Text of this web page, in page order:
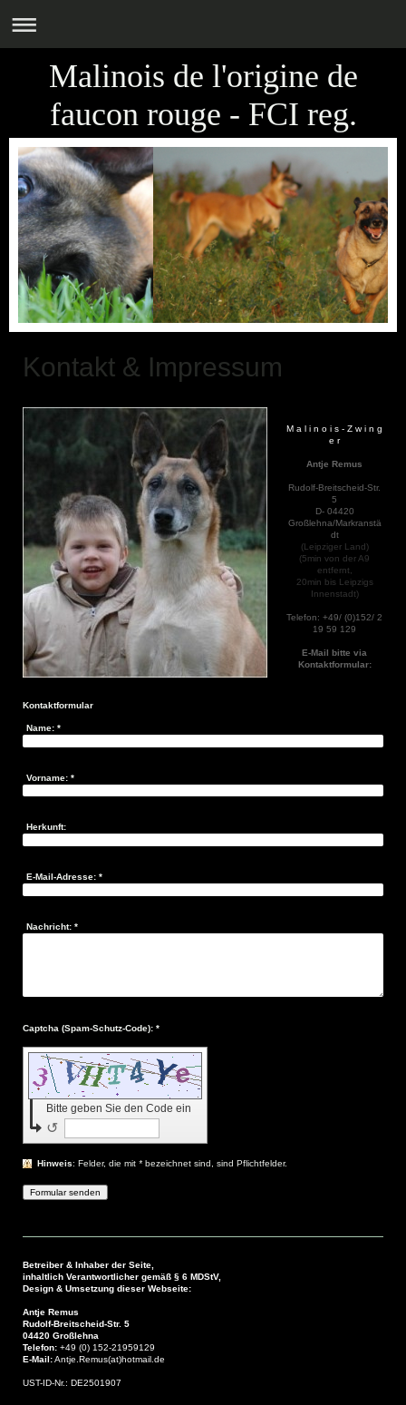
Malinois de l'origine de
faucon rouge - FCI reg.
Kontakt & Impressum
M a l i n o i s - Z w i n g
e r
Antje Remus
Rudolf-Breitscheid-Str.
5
D- 04420
Großlehna/Markranstä
dt
(Leipziger Land)
(5min von der A9
entfernt,
20min bis Leipzigs
Innenstadt)
Telefon: +49/ (0)152/ 2
19 59 129
E-Mail bitte via
Kontaktformular:
Kontaktformular
Name:*
Vorname:*
Herkunft:
E-Mail-Adresse:*
Nachricht:*
Captcha (Spam-Schutz-Code): *
Bitte geben Sie den Code ein
↺
Hinweis : Felder, die mit * bezeichnet sind, sind Pflichtfelder.
Betreiber & Inhaber der Seite,
inhaltlich Verantwortlicher gemäß § 6 MDStV,
Design & Umsetzung dieser Webseite:
Antje Remus
Rudolf-Breitscheid-Str. 5
04420 Großlehna
Telefon: +49 (0) 152-21959129
E-Mail:Antje.Remus(at)hotmail.de
UST-ID-Nr.: DE2501907